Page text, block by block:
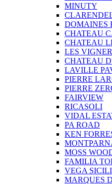
MINUTY
DOMAINES
CHATEAU
CHATEAU
LES
CHATEAU
LAVILLE
PIERRE
PIERRE
FAIRVIEW
RICASOLI
VIDAL
PA ROAD
KEN
MOSS
FAMILIA
VEGA
MARQUES